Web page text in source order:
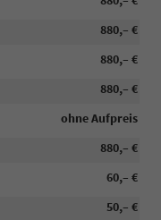
880,– €
880,– €
880,– €
ohne Aufpreis
880,– €
60,– €
50,– €